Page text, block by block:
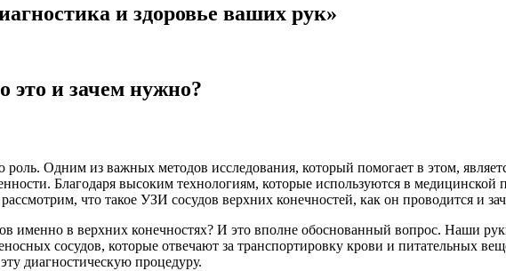
и здоровье ваших рук»
это и зачем нужно?
роль. Одним из важных методов исследования, который помогает в этом,
Благодаря высоким технологиям, которые используются в
что такое УЗИ сосудов верхних конечностей, как он проводится и
именно в верхних конечностях? И это вполне обоснованный вопрос. Наши
сосудов, которые отвечают за транспортировку крови и питательных
диагностическую процедуру.